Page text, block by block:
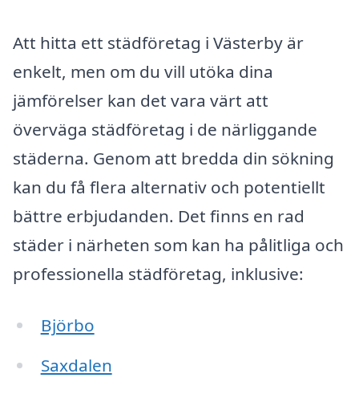
Att hitta ett städföretag i Västerby är
enkelt, men om du vill utöka dina
jämförelser kan det vara värt att
överväga städföretag i de närliggande
städerna. Genom att bredda din sökning
kan du få flera alternativ och potentiellt
bättre erbjudanden. Det finns en rad
städer i närheten som kan ha pålitliga och
professionella städföretag, inklusive:
Björbo
Saxdalen